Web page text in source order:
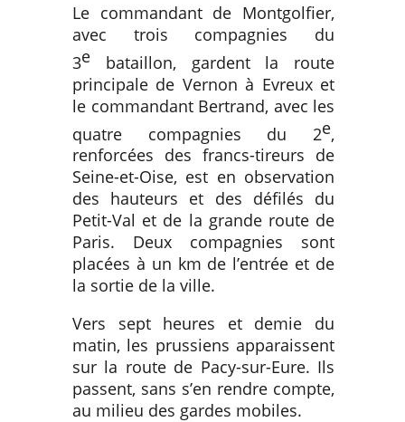
Le commandant de Montgolfier,
avec trois compagnies du
3e bataillon, gardent la route
principale de Vernon à Evreux et
le commandant Bertrand, avec les
quatre compagnies du 2e,
renforcées des francs-tireurs de
Seine-et-Oise, est en observation
des hauteurs et des défilés du
Petit-Val et de la grande route de
Paris. Deux compagnies sont
placées à un km de l’entrée et de
la sortie de la ville.
Vers sept heures et demie du
matin, les prussiens apparaissent
sur la route de Pacy-sur-Eure. Ils
passent, sans s’en rendre compte,
au milieu des gardes mobiles.